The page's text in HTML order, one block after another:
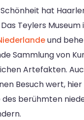
hat
Teylers
und
Sammlung von
Artefakten.
Besuch wert,
berühmten